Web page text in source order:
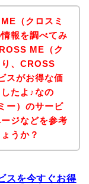
（クロスミ
報を調べてみ
ME（ク
、CROSS
スがお得な価
たよ♪なの
ー）のサービ
ジなどを参考
うか？
スを今すぐお得